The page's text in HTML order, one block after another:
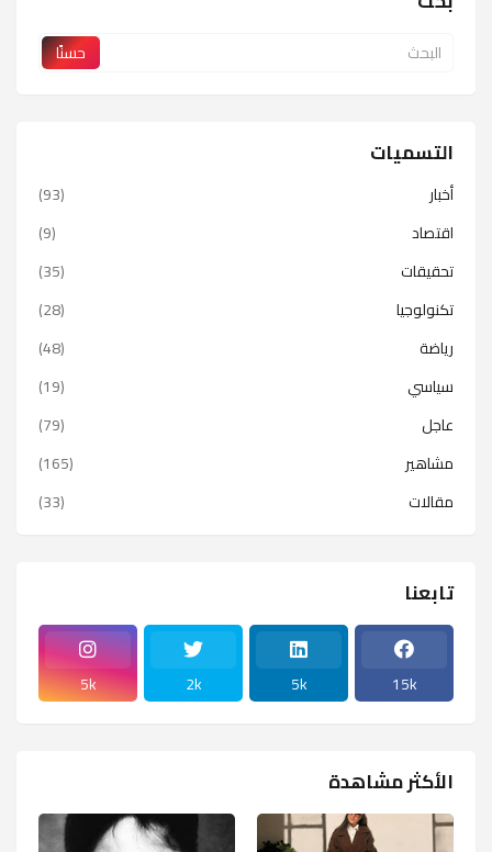
التسميات
أخبار
(93)
اقتصاد
(9)
تحقيقات
(35)
تكنولوجيا
(28)
رياضة
(48)
سياسي
(19)
عاجل
(79)
مشاهير
(165)
مقالات
(33)
تابعنا
15k
5k
2k
5k
الأكثر مشاهدة